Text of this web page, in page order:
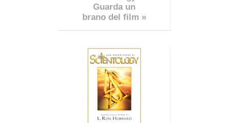
Guarda un
brano del film »